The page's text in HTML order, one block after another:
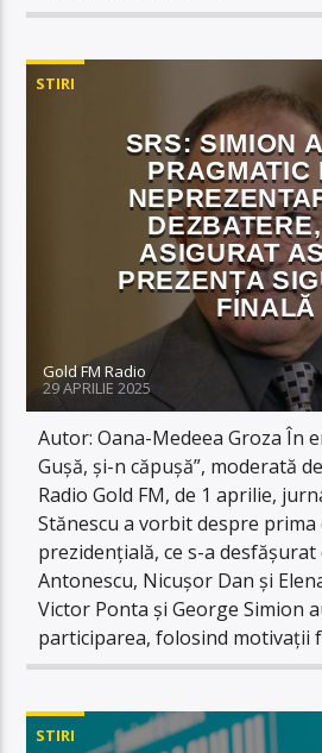
STIRI
SRS: SIMION
PRAGMATIC
ASIGURAT
PREZENȚA
FINALĂ
Gold FM Radio
29 APRILIE 2025
Autor: Oana-Medeea Groza În
Gușă, și-n căpușă”, moderată
Radio Gold FM, de 1 aprilie,
Stănescu a vorbit despre prima
prezidențială, ce s-a
Antonescu, Nicușor Dan și
Victor Ponta și George Simion
participarea, folosind motivații
STIRI